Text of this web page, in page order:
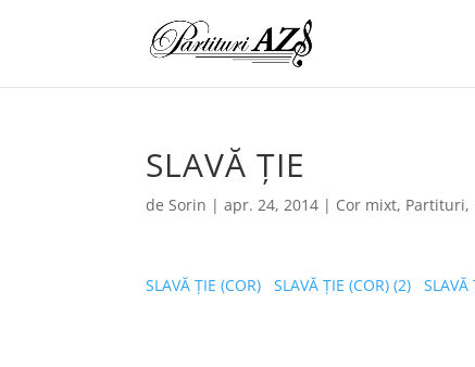
SLAVĂ ȚIE
deSorin |apr. 24, 2014 | Cor mixt, Partituri,
SLAVĂ ȚIE (COR) SLAVĂ ȚIE (COR) (2) SLAVĂ